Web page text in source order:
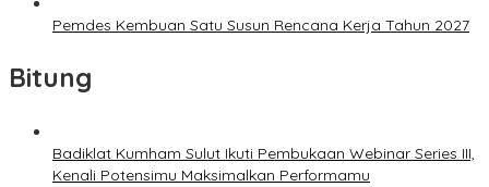
Pemdes Kembuan Satu Susun Rencana Kerja Tahun 2027
Bitung
Badiklat Kumham Sulut Ikuti Pembukaan Webinar Series III,
Kenali Potensimu Maksimalkan Performamu